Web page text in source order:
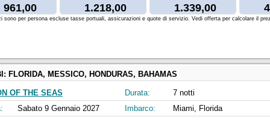
961,00 1.218,00 1.339,00
sono per persona escluse tasse portuali, assicurazioni e quote di servizio. Vedi offerta per calcolare il
FLORIDA, MESSICO, HONDURAS, BAHAMAS
OF THE SEAS
Sabato 9 Gennaio 2027
Durata:
7 notti
Imbarco:
Miami, Florida